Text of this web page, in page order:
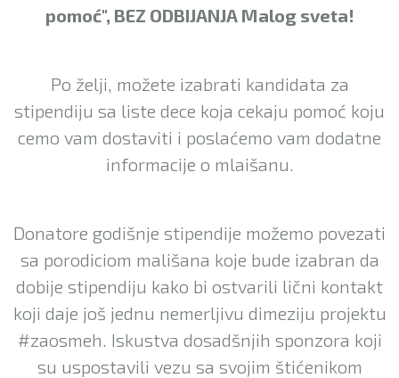
pomoć", BEZ ODBIJANJA Malog sveta!
Po želji, možete izabrati kandidata za
stipendiju sa liste dece koja cekaju pomoć koju
cemo vam dostaviti i poslaćemo vam dodatne
informacije o mlaišanu.
Donatore godišnje stipendije možemo povezati
sa porodiciom mališana koje bude izabran da
dobije stipendiju kako bi ostvarili lični kontakt
koji daje još jednu nemerljivu dimeziju projektu
#zaosmeh. Iskustva dosadšnjih sponzora koji
su uspostavili vezu sa svojim štićenikom